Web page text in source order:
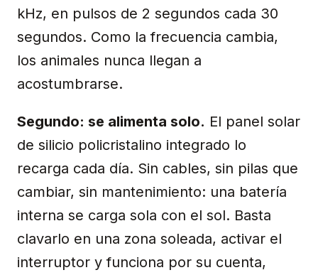
kHz, en pulsos de 2 segundos cada 30
segundos. Como la frecuencia cambia,
los animales nunca llegan a
acostumbrarse.
Segundo: se alimenta solo. El panel solar
de silicio policristalino integrado lo
recarga cada día. Sin cables, sin pilas que
cambiar, sin mantenimiento: una batería
interna se carga sola con el sol. Basta
clavarlo en una zona soleada, activar el
interruptor y funciona por su cuenta,